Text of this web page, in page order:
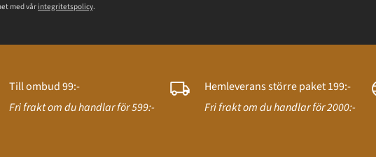
med vårintegritetspolicy.
Till ombud 99:-
Fri frakt om du handlar för 599:-
Hemleverans större paket 199:-
Fri frakt om du handlar för 2000:-